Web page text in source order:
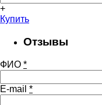
+
Купить
Отзывы
ФИО *
E-mail *